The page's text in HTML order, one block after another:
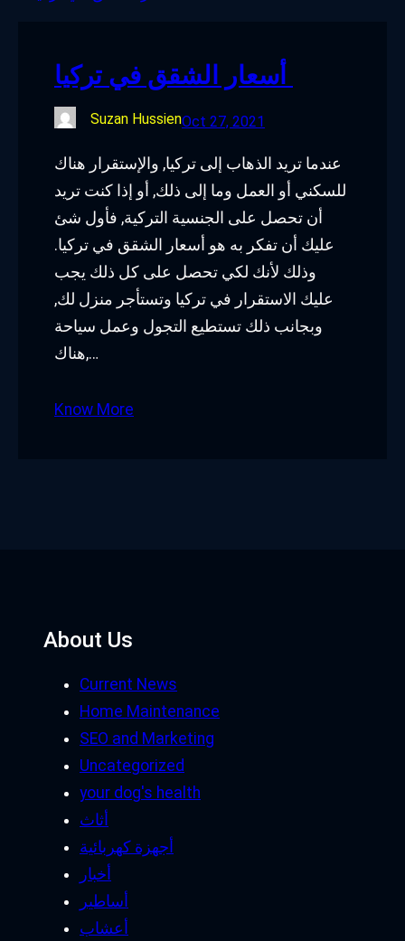
k
n
a
Suzan HussienOct 27, 2021
عندما تريد الذهاب إلى تركيا, والإستقرار هناك
للسكني أو العمل وما إلى ذلك, أو إذا كنت تريد
أن تحصل على الجنسية التركية, فأول شئ
عليك أن تفكر به هو أسعار الشقق في تركيا.
وذلك لأنك لكي تحصل على كل ذلك يجب
عليك الاستقرار في تركيا وتستأجر منزل لك,
وبجانب ذلك تستطيع التجول وعمل سياحة
هناك,…
Know More
About Us
Current News
Home Maintenance
SEO and Marketing
Uncategorized
your dog's health
أثاث
أجهزة كهربائية
أخبار
أساطير
أعشاب